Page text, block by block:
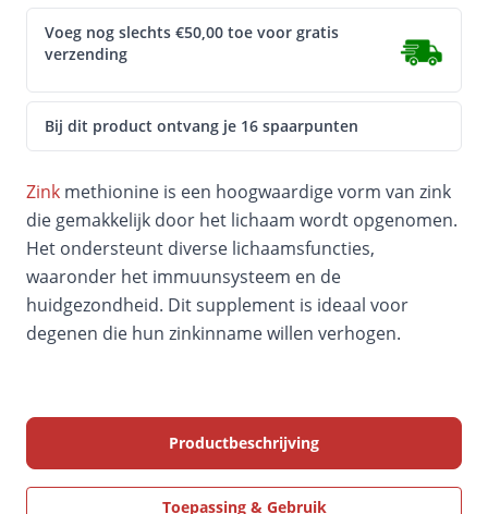
Voeg nog slechts €50,00 toe voor gratis
verzending
Bij dit product ontvang je 16 spaarpunten
Zink methionine is een hoogwaardige vorm van zink
die gemakkelijk door het lichaam wordt opgenomen.
Het ondersteunt diverse lichaamsfuncties,
waaronder het immuunsysteem en de
huidgezondheid. Dit supplement is ideaal voor
degenen die hun zinkinname willen verhogen.
Productbeschrijving
Toepassing & Gebruik